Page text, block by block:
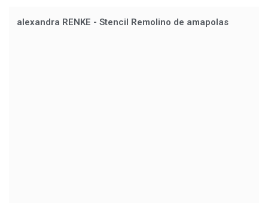
alexandra RENKE - Stencil Remolino de amapolas